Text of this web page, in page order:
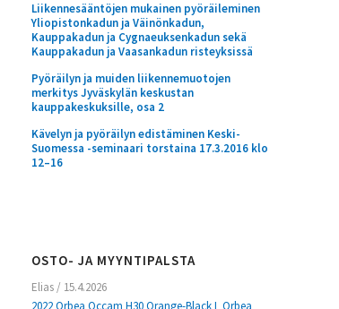
Liikennesääntöjen mukainen pyöräileminen
Yliopistonkadun ja Väinönkadun,
Kauppakadun ja Cygnaeuksenkadun sekä
Kauppakadun ja Vaasankadun risteyksissä
Pyöräilyn ja muiden liikennemuotojen
merkitys Jyväskylän keskustan
kauppakeskuksille, osa 2
Kävelyn ja pyöräilyn edistäminen Keski-
Suomessa -seminaari torstaina 17.3.2016 klo
12–16
OSTO- JA MYYNTIPALSTA
Elias / 15.4.2026
2022 Orbea Occam H30 Orange-Black L Orbea